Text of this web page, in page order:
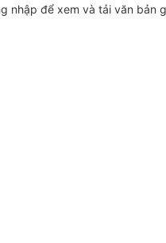
nhập để xem và tải văn bản